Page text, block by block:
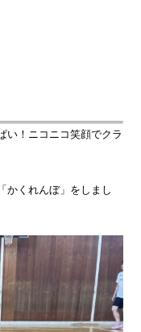
い！ニコニコ笑顔でクラ
かくれんぼ」をしまし